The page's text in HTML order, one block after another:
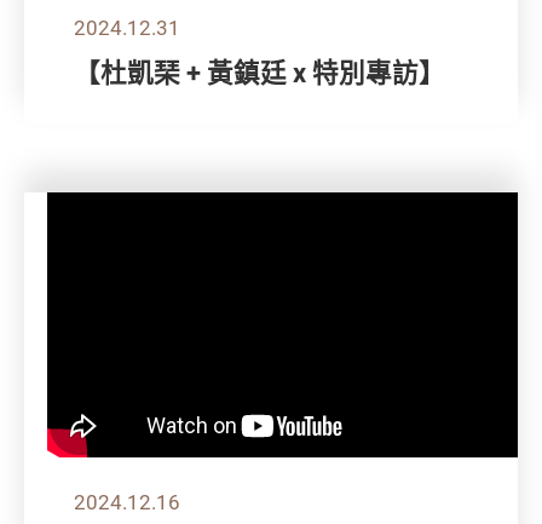
2024.12.31
【杜凱琹 + 黃鎮廷 x 特別專訪】
2024.12.16